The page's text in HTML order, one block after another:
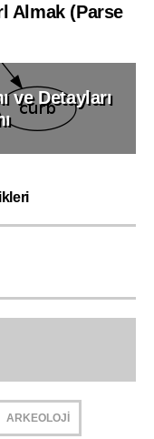
Almak (Parse
ve Detayları
ARKEOLOJI